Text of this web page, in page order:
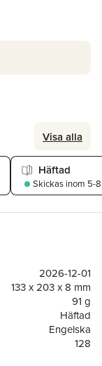
Visa alla
Häftad
Skickas inom 5-
2026-12-01
133 x 203 x 8 mm
91 g
Häftad
Engelska
128